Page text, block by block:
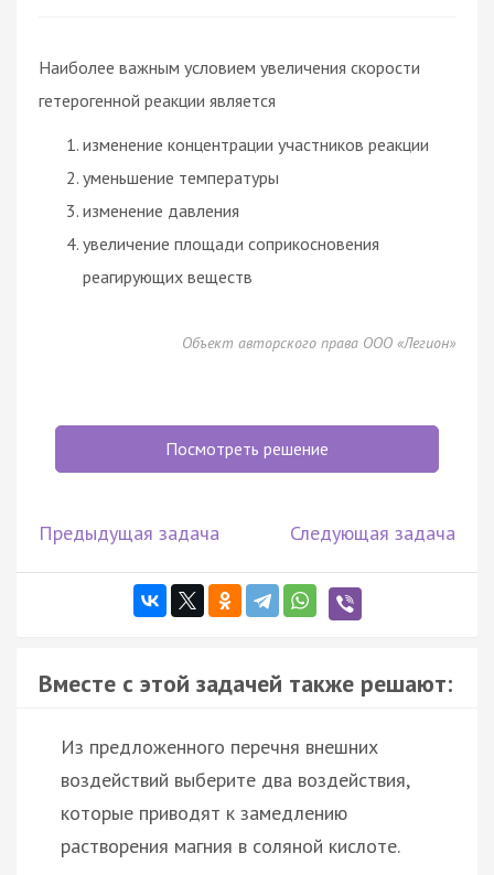
Наиболее важным условием увеличения скорости
гетерогенной реакции является
изменение концентрации участников реакции
уменьшение температуры
изменение давления
увеличение площади соприкосновения
реагирующих веществ
Объект авторского права ООО «Легион»
Посмотреть решение
Предыдущая задача Следующая задача
Вместе с этой задачей также решают:
Из предложенного перечня внешних
воздействий выберите два воздействия,
которые приводят к замедлению
растворения магния в соляной кислоте.